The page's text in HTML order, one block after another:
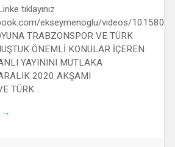
tıklayınız
ekseymenoglu/videos/
TRABZONSPOR VE TÜRK
ÖNEMLİ KONULAR İÇEREN
YAYININI MUTLAKA
2020 AKŞAMI
TÜRK…
→